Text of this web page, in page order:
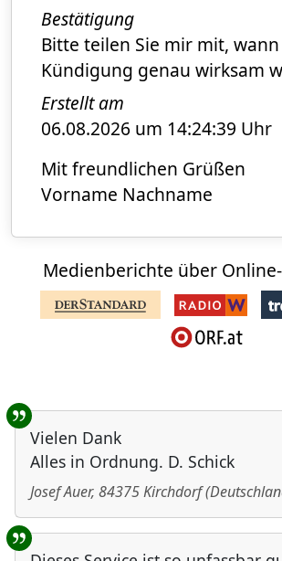
Bestätigung
Bitte teilen Sie mir mit,
Kündigung genau wirksam
Erstellt am
06.08.2026 um 14:24:39 Uhr
Mit freundlichen Grüßen
Vorname Nachname
Medienberichte über
Benutzer-Rückmeldungen
Vielen Dank
Alles in Ordnung. D. Schick
Josef Auer, 84375Kirchdorf(